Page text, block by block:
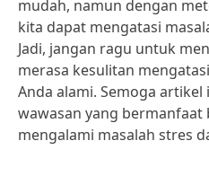
mudah, namun dengan
kita dapat mengatasi
Jadi, jangan ragu untuk
merasa kesulitan
Anda alami. Semoga
wawasan yang bermanfaat
mengalami masalah stres